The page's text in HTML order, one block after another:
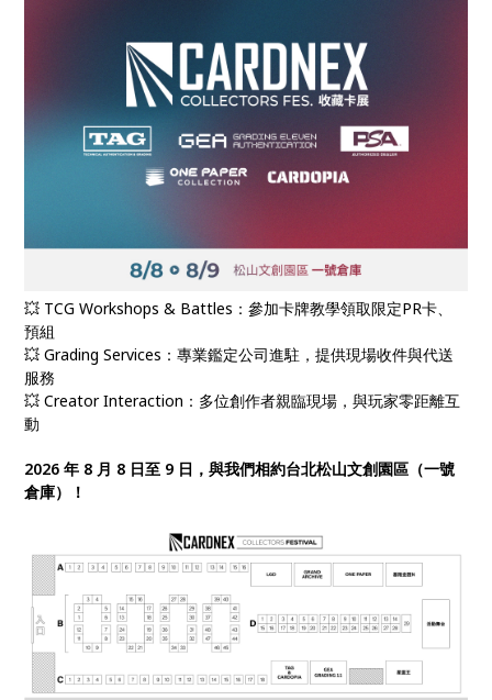
💥 TCG Workshops & Battles：參加卡牌教學領取限定PR卡、
預組
💥 Grading Services：專業鑑定公司進駐，提供現場收件與代送
服務
💥 Creator Interaction：多位創作者親臨現場，與玩家零距離互
動
2026 年 8 月 8 日至 9 日，與我們相約台北松山文創園區（一號
倉庫）！